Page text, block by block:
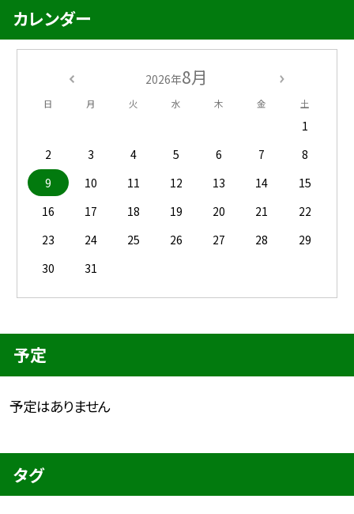
カレンダー
2026年8月
日 月 火 水 木 金 土
1
2
3 4 5 6 7
8
9
10 11 12 13 14
15
16
17 18 19 20 21
22
23
24 25 26 27 28
29
30
31
予定
予定はありません
タグ